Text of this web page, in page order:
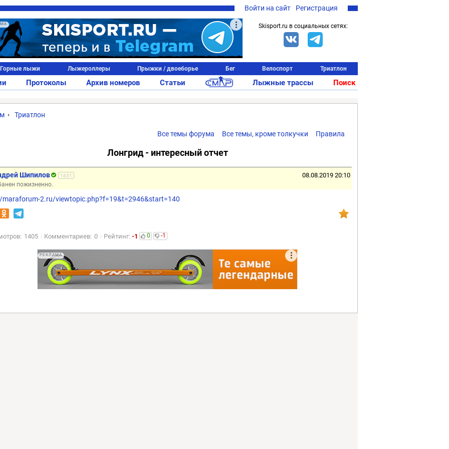
Войти на сайт Регистрация
Skisport.ru в социальных сетях:
Горные лыжи Лыжероллеры Прыжки / двоеборье Бег Велоспорт Триатлон
Протоколы Архив номеров Статьи Лыжные трассы Поиск
Триатлон
Правила
Все темы, кроме толкучки
Все темы форума
Лонгрид - интересный отчет
Шипилов 1631 08.08.2019 20:10
пожизненно.
2.ru/viewtopic.php?f=19&t=2946&start=140
1405 Комментариев: 0 Рейтинг:-1 0 -1
РЕКЛАМА